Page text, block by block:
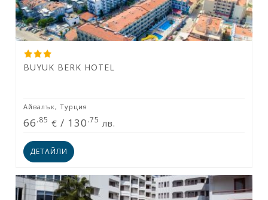
BUYUK BERK HOTEL
Айвалък, Турция
66.85 € / 130.75 лв.
ДЕТАЙЛИ